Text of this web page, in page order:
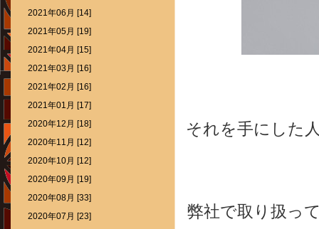
それを手にした
弊社で取り扱っ
2021年06月 [14]
2021年05月 [19]
2021年04月 [15]
2021年03月 [16]
2021年02月 [16]
2021年01月 [17]
2020年12月 [18]
2020年11月 [12]
2020年10月 [12]
2020年09月 [19]
2020年08月 [33]
2020年07月 [23]